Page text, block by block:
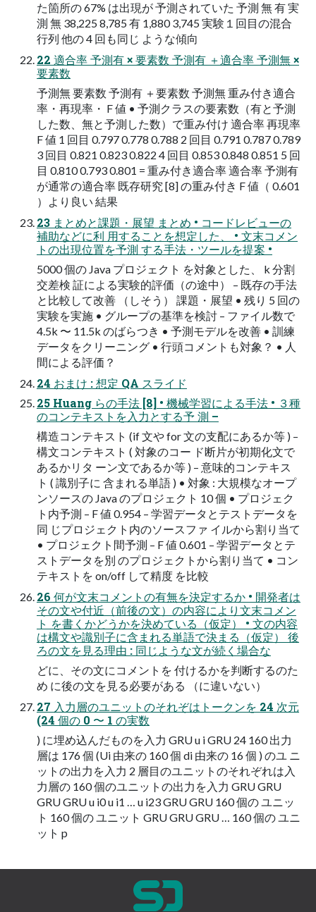
た箇所の 67% は出現が 予測されていた 予測 無 有 実
測 無 38,225 8,785 有 1,880 3,745 実験１回目の混合
行列 他の 4 回も同じ ような傾向
22 適合率 予測有 × 要素数 予測有 ＋適合率 予測無 ×
要素数
予測無 要素数 予測有 ＋要素数 予測無 重み付き適合
率・再現率・ F 値 • 予測クラスの要素数（有と予測
した数、無と予測した数）で重み付け 適合率 再現率
F 値 1 回目 0.797 0.778 0.788 2 回目 0.791 0.787 0.789
3 回目 0.821 0.823 0.822 4 回目 0.853 0.848 0.851 5 回
目 0.810 0.793 0.801 = 重み付き適合率 適合率 予測有
が通常の適合率 既存研究 [8] の重み付き F 値（ 0.601
）より良い 結果
23 まとめと課題・展望 まとめ • コードレビューの
補助などに利 用することを想定した、 • 文末コメン
トの出現位置を予測 する手法・ツールを提案 •
5000 個の Java プロジェクト を対象とした、 k 分割
交差検 証による実験的評価（の途中） – 既存の手法
と比較して改善 （しそう） 課題・展望 • 残り 5 回の
実験を実施 • グループの基準を検討 – ファイル数で
4.5k 〜 11.5k のばらつき • 予測モデルを改善 • 訓練
データをクリーニング • 行頭コメントも対象？ • 人
間による評価？
24 おまけ : 想定 QA スライド
25 Huang らの手法 [8] • 機械学習による手法 • ３種
のコンテキストを入力とする予 測 –
構造コンテキスト (if 文や for 文の支配にあるか等 ) –
構文コンテキスト ( 対象のコー ド断片が初期化文で
あるかリタ ーン文であるか等 ) – 意味的コンテキス
ト ( 識別子に 含まれる単語 ) • 対象 : 大規模なオープ
ンソースの Java のプロジェクト 10 個 • プロジェク
ト内予測 – F 値 0.954 – 学習データとテストデータを
同 じプロジェクト内のソースファ イルから割り当て
• プロジェクト間予測 – F 値 0.601 – 学習データとテ
ストデータを別 のプロジェクトから割り当て • コン
テキストを on/off して精度 を比較
26 何が文末コメントの有無を決定するか • 開発者は
その文や付近（前後の文）の内容により文末コメン
ト を書くかどうかを決めている（仮定） • 文の内容
は構文や識別子に含まれる単語で決まる（仮定） 後
ろの文を見る理由 : 同じような文が続く場合な
どに、その文にコメントを 付けるかを判断するのた
め に後の文を見る必要がある （に違いない）
27 入力層のユニットのそれぞはトークンを 24 次元
(24 個の 0 〜 1 の実数
) に埋め込んだものを入力 GRU u i GRU 24 160 出力
層は 176 個 (Ui 由来の 160 個 di 由来の 16 個 ) のユ ニ
ットの出力を入力 2 層目のユニットのそれぞれは入
力層の 160 個のユニットの出力を入力 GRU GRU
GRU GRU u i0 u i1 … u i23 GRU GRU 160 個の ユニッ
ト 160 個の ユニット GRU GRU GRU … 160 個の ユニ
ット p